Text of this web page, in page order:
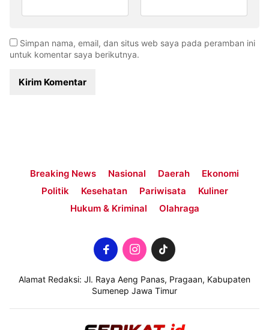
Simpan nama, email, dan situs web saya pada peramban ini
untuk komentar saya berikutnya.
Breaking News Nasional Daerah
Ekonomi
Politik
Kesehatan Pariwisata
Kuliner
Hukum & Kriminal
Olahraga
Alamat Redaksi: Jl. Raya Aeng Panas, Pragaan, Kabupaten
Sumenep Jawa Timur